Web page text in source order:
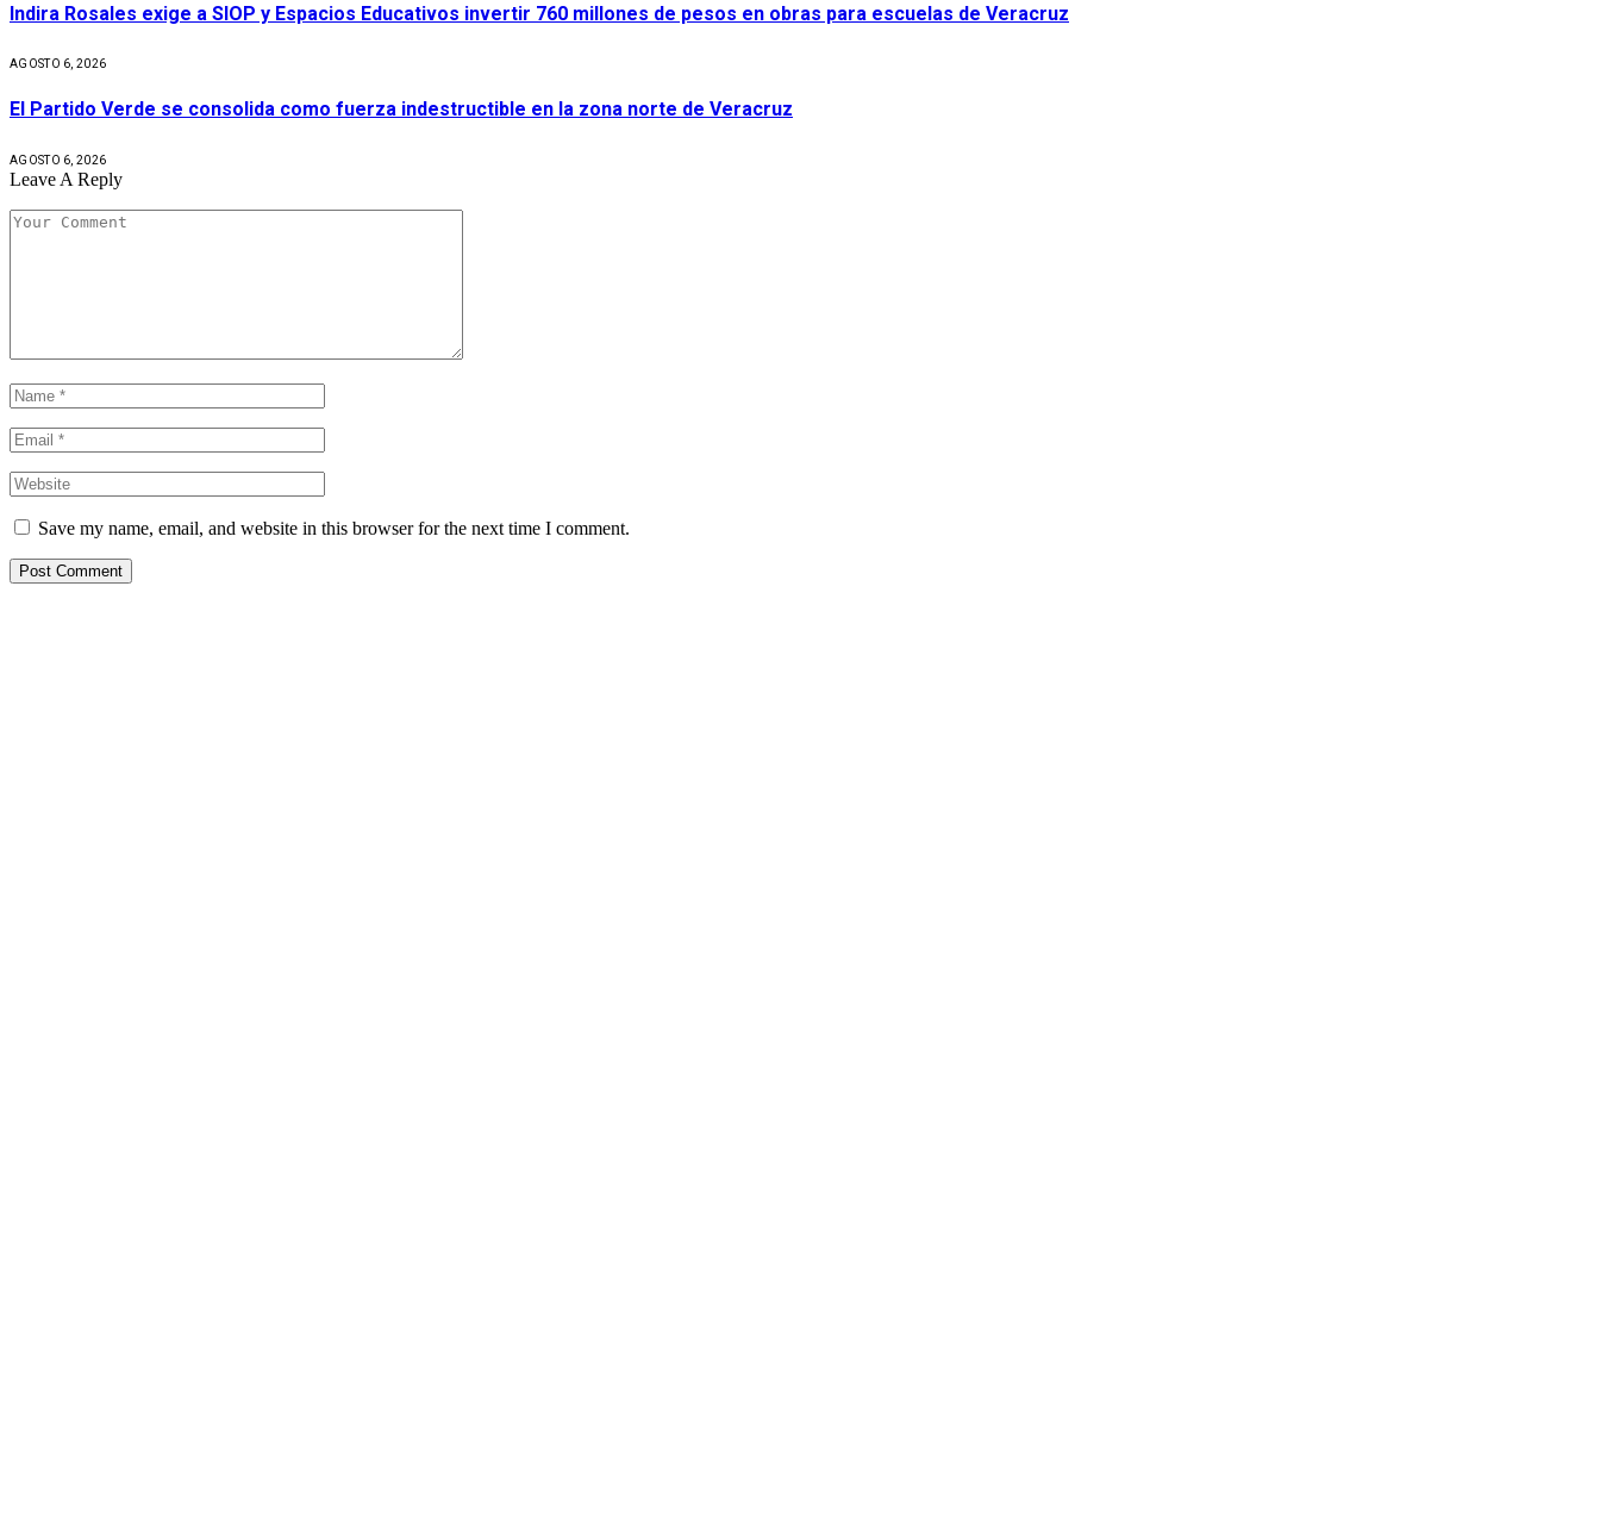
Indira Rosales exige a SIOP y Espacios Educativos invertir 760 millones de pesos en obras para escuelas de Veracruz
AGOSTO 6, 2026
El Partido Verde se consolida como fuerza indestructible en la zona norte de Veracruz
AGOSTO 6, 2026
Leave A Reply
Save my name, email, and website in this browser for the next time I comment.